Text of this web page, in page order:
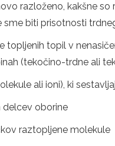
razloženo, kakšne
sme biti prisotnosti
topljenih topil v
(tekočino-trdne ali
ali ioni), ki
delcev oborine
raztopljene molekule